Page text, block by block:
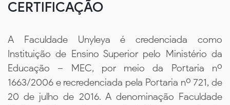
CERTIFICAÇÃO
A Faculdade Unyleya é credenciada como
Instituição de Ensino Superior pelo Ministério da
Educação – MEC, por meio da Portaria nº
1663/2006 e recredenciada pela Portaria nº 721, de
20 de julho de 2016. A denominação Faculdade